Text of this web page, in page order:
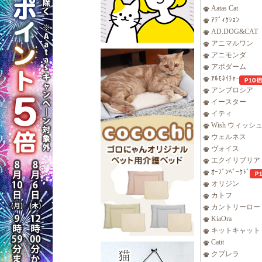
Aatas Cat
ｱﾃﾞｨｸｼｮﾝ
AD.DOG&CAT
アニマルワン
アニモンダ
アボダーム
ｱﾙﾓﾈｲﾁｬｰ
アンブロシア
イースター
イティ
Wish ウィッシュ
ウェルネス
ヴォイス
エクイリブリア
ｵｰﾌﾞﾝﾍﾞｰｸﾄﾞ
オリジン
カトフ
カントリーロー
KiaOra
キットキャット
Catit
クプレラ